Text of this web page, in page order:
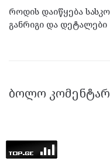
როდის დაიწყება
განრიგი და დეტალები
ᲑᲝᲚᲝ